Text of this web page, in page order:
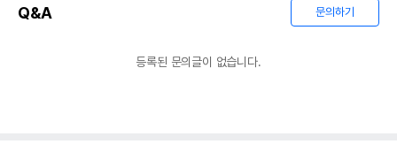
Q&A 문의하기
등록된 문의글이 없습니다.